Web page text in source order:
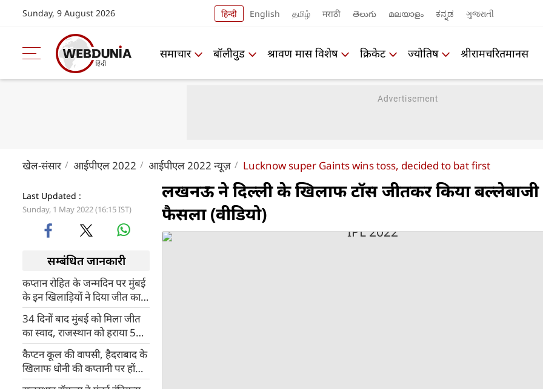
Sunday, 9 August 2026 हिन्दी English தமிழ் मराठी తెలుగు മലയാളം ಕನ್ನಡ ગુજરાતી
समाचार बॉलीवुड श्रावण मास विशेष क्रिकेट ज्योतिष श्रीरामचरितमानस
खेल-संसार आईपीएल 2022 आईपीएल 2022 न्यूज़ Lucknow super Gaints wins toss, decided to bat first
Last Updated :
Sunday, 1 May 2022 (16:15 IST)
सम्बंधित जानकारी
कप्तान रोहित के जन्मदिन पर मुंबई
के इन खिलाड़ियों ने दिया जीत का
तोहफा
34 दिनों बाद मुंबई को मिला जीत
का स्वाद, राजस्थान को हराया 5
विकेटों से
कैप्टन कूल की वापसी, हैदराबाद के
खिलाफ धोनी की कप्तानी पर होंगी
सबकी निगाहें
लखनऊ ने दिल्ली के खिलाफ टॉस जीतकर किया बल्लेबाजी
फैसला (वीडियो)